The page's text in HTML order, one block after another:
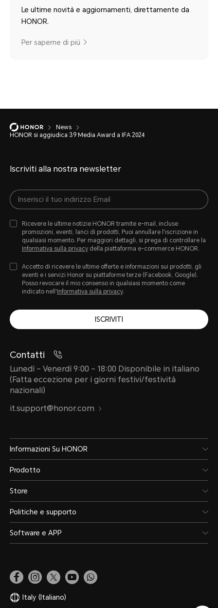
Le ultime novità e aggiornamenti, direttamente da
HONOR.
Per saperne di più
News
HONOR si aggiudica 39 Media Award a IFA 2024
Iscriviti alla nostra newsletter
Ricevere le ultime notizie HONOR tramite e-mail, incluse
promozioni, eventi, lanci di prodotti, Puoi annullare l'iscrizione in
qualsiasi momento. Per maggiori dettagli, si prega di controllare la
Informativa sulla privacy della piattaforma e-commerce HONOR.
Accetto di ricevere le ultime offerte e informazioni sui prodotti, gli
eventi e i servizi Honor su piattaforme terze (Facebook, Google).
Posso revocare il mio consenso in qualsiasi momento come
indicato nell' Informativa sulla privacy.
ISCRIVITI
Contatti
Lunedì – Venerdì 9:00 – 18:00 Disponibile in italiano
(Fatta eccezione per i giorni festivi/festività
nazionali)
it.support@honor.com
Informazioni Su HONOR
Prodotto
Store
Politiche e supporto
Software e APP
Italy (Italiano)